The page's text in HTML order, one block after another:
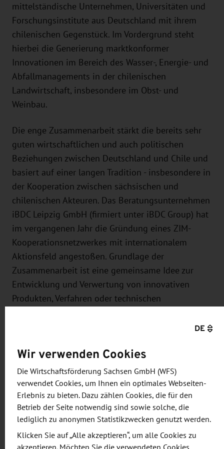
mittelständische Unternehmen, Universitäten und
Forschungsinstitute aus Deutschland mit ihrem
chilenischen Gegenstück. Im Vordergrund steht
hierbei die Generierung marktkonformer
Innovationen im Bereich des Wasser-, Energie- und
Abfallmanagements in der chilenischen
Landwirtschaft, insbesondere im Obst- und
Weinbau.
Die enge Zusammenarbeit stärkt die bereits sehr
guten wirtschaftlichen und auch politischen
Beziehungen zwischen Deutschland und Chile und
basiert auf einer langen Tradition - insbesondere in
der Kooperation zwischen sächsischen und
chilenischen Akteuren. Das Beratungsunternehmen
iBDC Leipzig GmbH (firmiert unter iBDC Group) hat
im vergangenen Jahr die Gründung eines ZIM-
Kooperationsnetzwerkes mit internationalem
Aktionsfeld angestoßen. Grundlage der
Zusammenarbeit ist eine gemeinsame Idee zur
Entwicklung und Verwertung von innovativen
Produkten, Verfahren oder technischen
regional orientierten Verbund oder entlang einer
Zusammenarbeit kam dem Netzwerkmanagement
und einigen mitbegründenden sächsischen
Unternehmen des Netzwerks im Rahmen einer
Unternehmerreise des Sächsischen Staatsministers
für Umwelt und Landwirtschaft, Thomas Schmidt,
im November 2016 nach Chile. In Gesprächen und
Unternehmensbesuchen in Santiago de Chile und
DE
Wir verwenden Cookies
Die Wirtschaftsförderung Sachsen GmbH (WFS)
verwendet Cookies, um Ihnen ein optimales Webseiten-
Erlebnis zu bieten. Dazu zählen Cookies, die für den
Betrieb der Seite notwendig sind sowie solche, die
lediglich zu anonymen Statistikzwecken genutzt werden.
Klicken Sie auf „Alle akzeptieren“, um alle Cookies zu